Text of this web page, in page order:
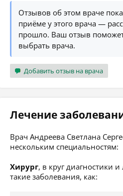
Отзывов об этом враче
приёме у этого врача —
прошло. Ваш отзыв
выбрать врача.
Добавить отзыв на врача
Лечение
Врач Андреева Светлана
нескольким специальностям:
Хирург, в круг диагностики
такие заболевания, как: